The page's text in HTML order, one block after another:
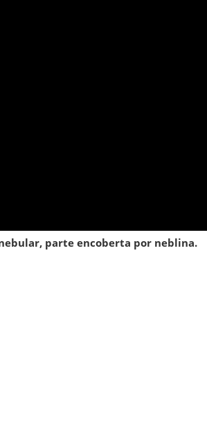
parte encoberta por neblina.